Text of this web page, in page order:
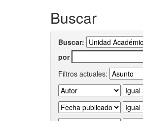
Buscar
Buscar:
por
Filtros actuales: